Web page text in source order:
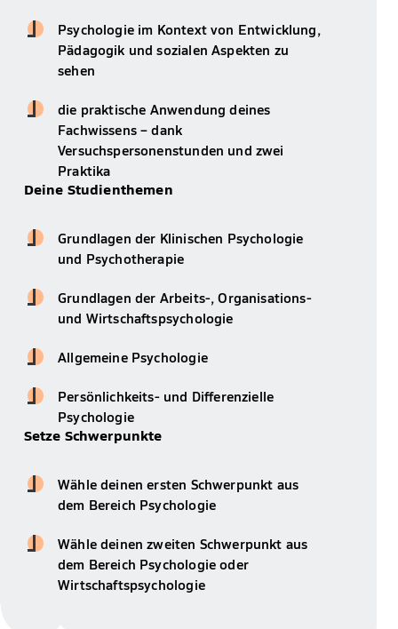
Psychologie im Kontext von Entwicklung,
Pädagogik und sozialen Aspekten zu
sehen
die praktische Anwendung deines
Fachwissens – dank
Versuchspersonenstunden und zwei
Praktika
Deine Studienthemen
Grundlagen der Klinischen Psychologie
und Psychotherapie
Grundlagen der Arbeits-, Organisations-
und Wirtschaftspsychologie
Allgemeine Psychologie
Persönlichkeits- und Differenzielle
Psychologie
Setze Schwerpunkte
Wähle deinen ersten Schwerpunkt aus
dem Bereich Psychologie
Wähle deinen zweiten Schwerpunkt aus
dem Bereich Psychologie oder
Wirtschaftspsychologie